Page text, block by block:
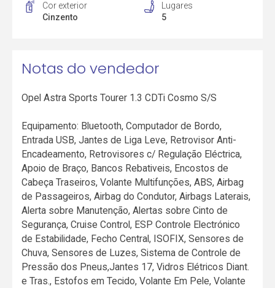
Cor exterior
Cinzento
Lugares
5
Notas do vendedor
Opel Astra Sports Tourer 1.3 CDTi Cosmo S/S
Equipamento: Bluetooth, Computador de Bordo,
Entrada USB, Jantes de Liga Leve, Retrovisor Anti-
Encadeamento, Retrovisores c/ Regulação Eléctrica,
Apoio de Braço, Bancos Rebativeis, Encostos de
Cabeça Traseiros, Volante Multifunções, ABS, Airbag
de Passageiros, Airbag do Condutor, Airbags Laterais,
Alerta sobre Manutenção, Alertas sobre Cinto de
Segurança, Cruise Control, ESP Controle Electrónico
de Estabilidade, Fecho Central, ISOFIX, Sensores de
Chuva, Sensores de Luzes, Sistema de Controle de
Pressão dos Pneus,Jantes 17, Vidros Elétricos Diant.
e Tras., Estofos em Tecido, Volante Em Pele, Volante